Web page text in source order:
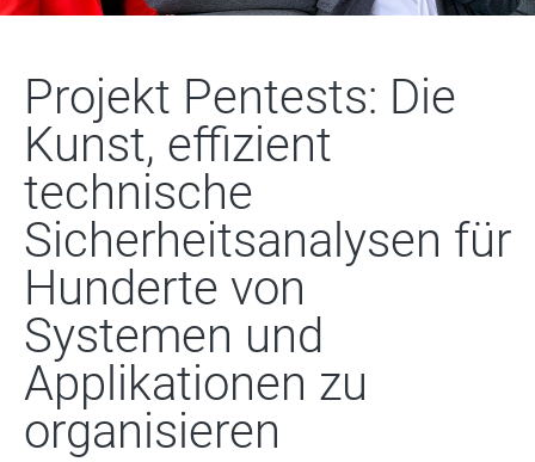
Projekt Pentests: Die
Kunst, effizient
technische
Sicherheitsanalysen für
Hunderte von
Systemen und
Applikationen zu
organisieren